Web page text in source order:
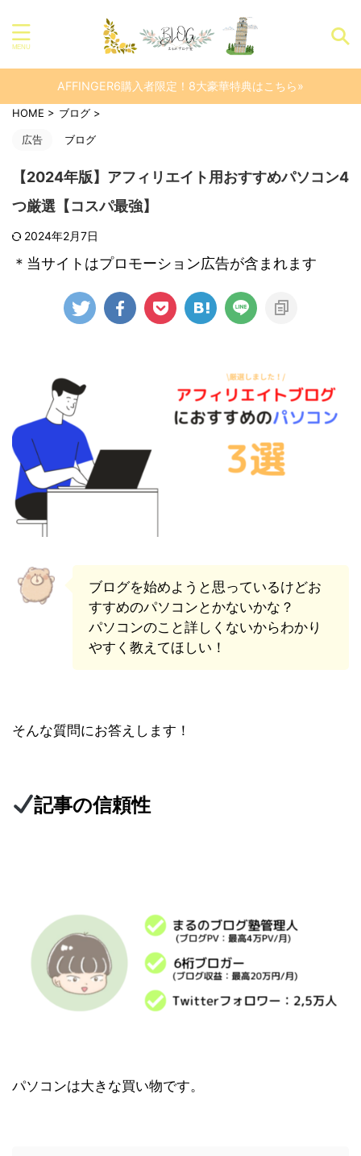
AFFINGER6購入者限定！8大豪華特典はこちら»
HOME > ブログ >
広告 ブログ
【2024年版】アフィリエイト用おすすめパソコン4
つ厳選【コスパ最強】
2024年2月7日
＊当サイトはプロモーション広告が含まれます
ブログを始めようと思っているけどお
すすめのパソコンとかないかな？
パソコンのこと詳しくないからわかり
やすく教えてほしい！
そんな質問にお答えします！
記事の信頼性
パソコンは大きな買い物です。